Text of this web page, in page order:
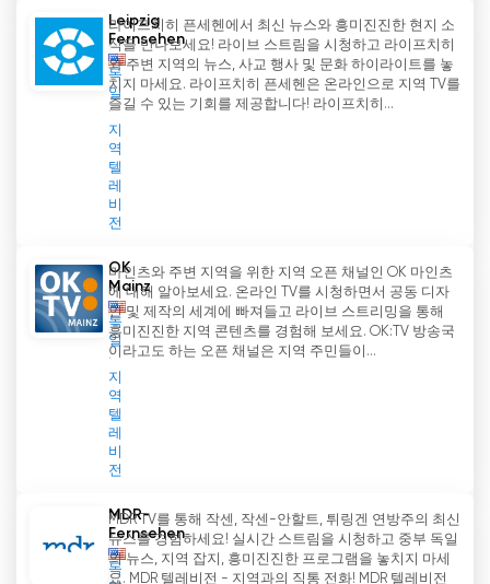
Leipzig
Fernsehen
독
일
지
역
텔
레
비
전
라이프치히 픈세헨에서 최신 뉴스와 흥미진진한 현지 소
식을 만나보세요! 라이브 스트림을 시청하고 라이프치히
와 주변 지역의 뉴스, 사교 행사 및 문화 하이라이트를 놓
치지 마세요. 라이프치히 픈세헨은 온라인으로 지역 TV를
즐길 수 있는 기회를 제공합니다! 라이프치히...
OK
Mainz
독
일
지
역
텔
레
비
전
마인츠와 주변 지역을 위한 지역 오픈 채널인 OK 마인츠
에 대해 알아보세요. 온라인 TV를 시청하면서 공동 디자
인 및 제작의 세계에 빠져들고 라이브 스트리밍을 통해
흥미진진한 지역 콘텐츠를 경험해 보세요. OK:TV 방송국
이라고도 하는 오픈 채널은 지역 주민들이...
MDR-
Fernsehen
독
MDR TV를 통해 작센, 작센-안할트, 튀링겐 연방주의 최신
뉴스를 경험하세요! 실시간 스트림을 시청하고 중부 독일
의 뉴스, 지역 잡지, 흥미진진한 프로그램을 놓치지 마세
요. MDR 텔레비전 - 지역과의 직통 전화! MDR 텔레비전